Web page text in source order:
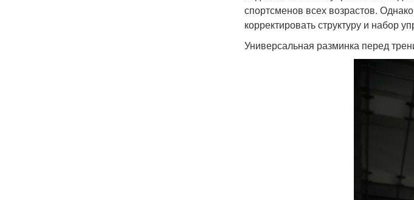
спортсменов всех возрастов.
корректировать структуру и набор
Универсальная разминка перед